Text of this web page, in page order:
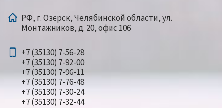
РФ, г. Озёрск, Челябинской области, ул.
Монтажников, д. 20, офис 106
+7 (35130) 7-56-28
+7 (35130) 7-92-00
+7 (35130) 7-96-11
+7 (35130) 7-76-48
+7 (35130) 7-30-24
+7 (35130) 7-32-44